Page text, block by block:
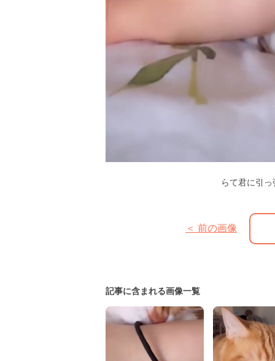
らて君に引
＜ 前の画像
記事に含まれる画像一覧